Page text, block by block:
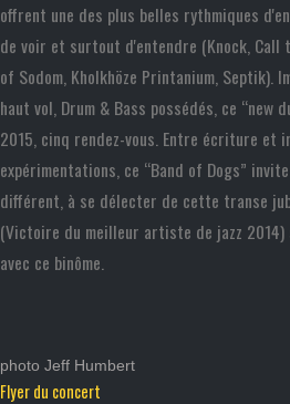
offrent une des plus belles rythmiques
de voir et surtout d'entendre (Knock, Call
of Sodom, Kholkhöze Printanium, Septik).
haut vol, Drum & Bass possédés, ce “new
2015, cinq rendez-vous. Entre écriture et
expérimentations, ce “Band of Dogs”
différent, à se délecter de cette transe
(Victoire du meilleur artiste de jazz
avec ce binôme.
photo Jeff Humbert
Flyer du concert